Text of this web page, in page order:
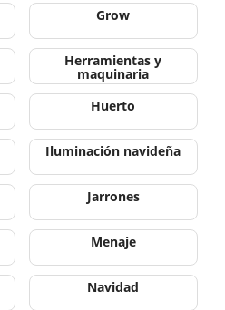
Grow
Herramientas y
maquinaria
Huerto
Iluminación navideña
Jarrones
Menaje
Navidad